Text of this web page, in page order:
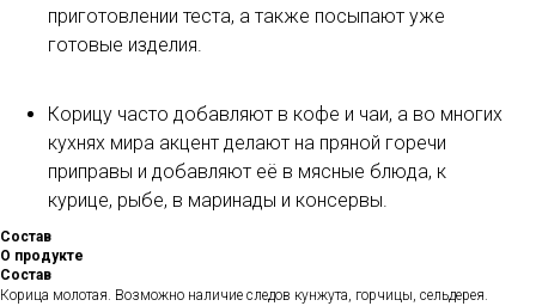
приготовлении теста, а также посыпают уже
готовые изделия.
Корицу часто добавляют в кофе и чаи, а во многих
кухнях мира акцент делают на пряной горечи
приправы и добавляют её в мясные блюда, к
курице, рыбе, в маринады и консервы.
Состав
О продукте
Состав
Корица молотая. Возможно наличие следов кунжута, горчицы, сельдерея.